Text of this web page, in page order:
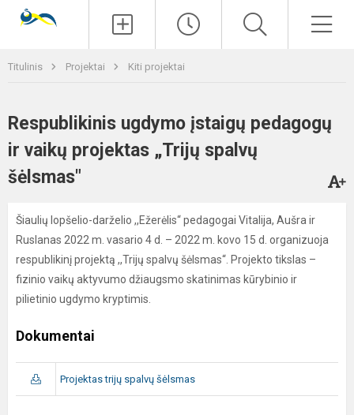
Titulinis Projektai Kiti projektai
Respublikinis ugdymo įstaigų pedagogų
ir vaikų projektas „Trijų spalvų
šėlsmas"
Šiaulių lopšelio-darželio ,,Ežerėlis“ pedagogai Vitalija, Aušra ir
Ruslanas 2022 m. vasario 4 d. – 2022 m. kovo 15 d. organizuoja
respublikinį projektą ,,Trijų spalvų šėlsmas“. Projekto tikslas –
fizinio vaikų aktyvumo džiaugsmo skatinimas kūrybinio ir
pilietinio ugdymo kryptimis.
Dokumentai
Projektas trijų spalvų šėlsmas